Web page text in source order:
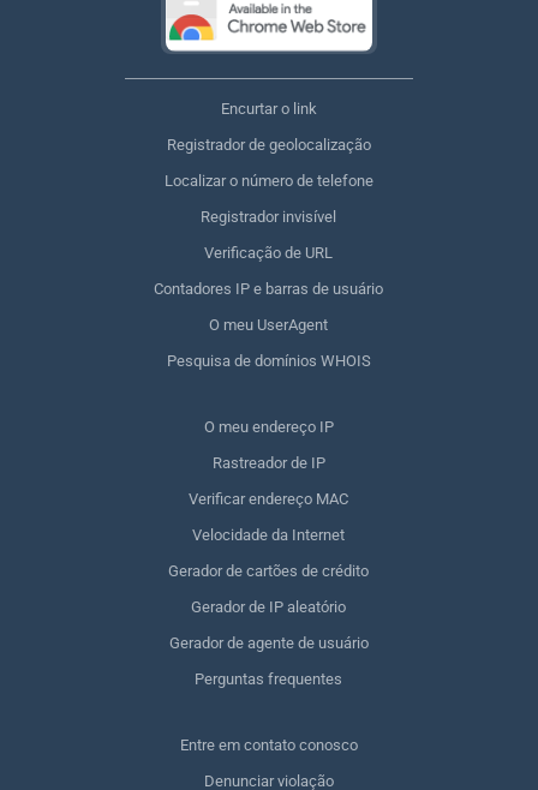
Encurtar o link
Registrador de geolocalização
Localizar o número de telefone
Registrador invisível
Verificação de URL
Contadores IP e barras de usuário
O meu UserAgent
Pesquisa de domínios WHOIS
O meu endereço IP
Rastreador de IP
Verificar endereço MAC
Velocidade da Internet
Gerador de cartões de crédito
Gerador de IP aleatório
Gerador de agente de usuário
Perguntas frequentes
Entre em contato conosco
Denunciar violação